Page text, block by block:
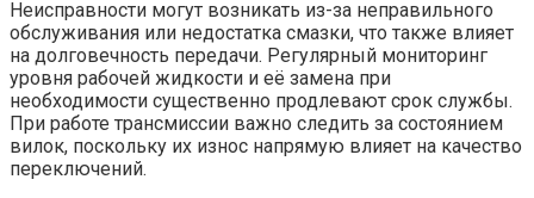
Неисправности могут возникать из-за неправильного
обслуживания или недостатка смазки, что также влияет
на долговечность передачи. Регулярный мониторинг
уровня рабочей жидкости и её замена при
необходимости существенно продлевают срок службы.
При работе трансмиссии важно следить за состоянием
вилок, поскольку их износ напрямую влияет на качество
переключений.